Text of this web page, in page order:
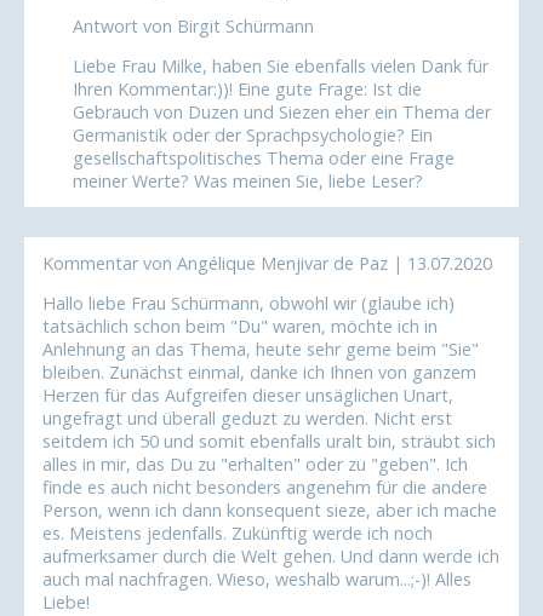
Antwort von Birgit Schürmann
Liebe Frau Milke, haben Sie ebenfalls vielen Dank für
Ihren Kommentar:))! Eine gute Frage: Ist die
Gebrauch von Duzen und Siezen eher ein Thema der
Germanistik oder der Sprachpsychologie? Ein
gesellschaftspolitisches Thema oder eine Frage
meiner Werte? Was meinen Sie, liebe Leser?
Kommentar von Angélique Menjivar de Paz | 13.07.2020
Hallo liebe Frau Schürmann, obwohl wir (glaube ich)
tatsächlich schon beim "Du" waren, möchte ich in
Anlehnung an das Thema, heute sehr gerne beim "Sie"
bleiben. Zunächst einmal, danke ich Ihnen von ganzem
Herzen für das Aufgreifen dieser unsäglichen Unart,
ungefragt und überall geduzt zu werden. Nicht erst
seitdem ich 50 und somit ebenfalls uralt bin, sträubt sich
alles in mir, das Du zu "erhalten" oder zu "geben". Ich
finde es auch nicht besonders angenehm für die andere
Person, wenn ich dann konsequent sieze, aber ich mache
es. Meistens jedenfalls. Zukünftig werde ich noch
aufmerksamer durch die Welt gehen. Und dann werde ich
auch mal nachfragen. Wieso, weshalb warum...;-)! Alles
Liebe!